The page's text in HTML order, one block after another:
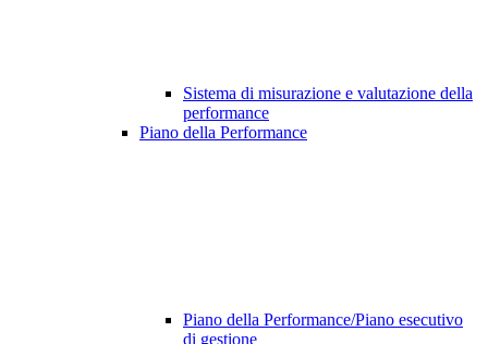
Sistema di misurazione e valutazione della
performance
Piano della Performance
Piano della Performance/Piano esecutivo
di gestione